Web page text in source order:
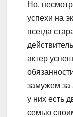
Но,
успехи на
всегда
актер
замужем за
у них есть
семью